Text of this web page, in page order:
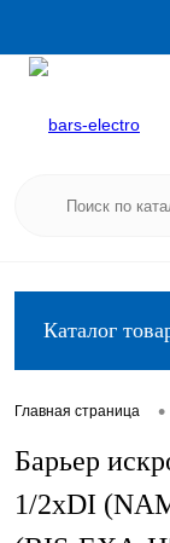
Каталог
Главная страница •
Барьер
1/2хDI